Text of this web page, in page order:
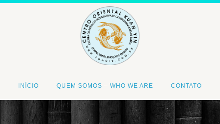
INÍCIO QUEM SOMOS – WHO WE ARE CONTATO